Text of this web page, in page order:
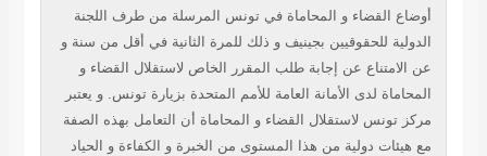
أوضاع القضاء و المحاماة في تونس المرسلة من طرف اللجنة
الدولية للحقوقيين بجينيف و ذلك للمرة الثانية في أقل من سنة و
عن الامتناع عن إجابة طلب المقرر الخاص لاستقلال القضاء و
المحاماة لدى الأمانة العامة للأمم المتحدة بزيارة تونس. و يعتبر
مركز تونس لاستقلال القضاء و المحاماة أن التعامل بهذه الصفة
مع هيئات دولية من هذا المستوى من الخبرة و الكفاءة و الحياد